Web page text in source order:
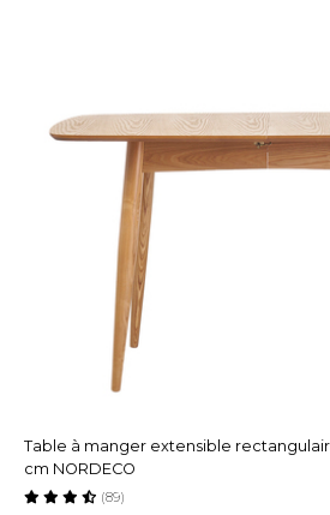
Table à manger extensible
cm NORDECO
(89)